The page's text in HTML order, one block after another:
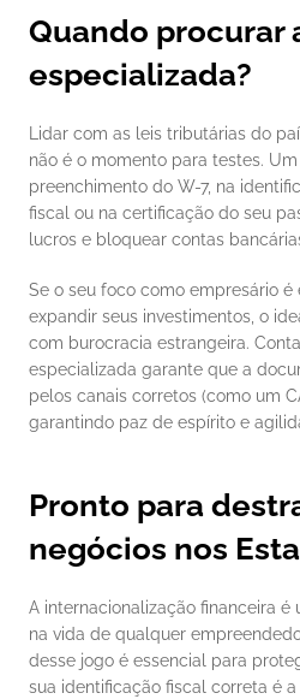
Quando procurar
especializada?
Lidar com as leis tributárias do
não é o momento para testes.
preenchimento do W-7, na
fiscal ou na certificação do seu
lucros e bloquear contas
Se o seu foco como empresário é
expandir seus investimentos, o
com burocracia estrangeira.
especializada garante que a
pelos canais corretos (como um
garantindo paz de espírito e
Pronto para
negócios nos
A internacionalização financeira
na vida de qualquer
desse jogo é essencial para
sua identificação fiscal correta é